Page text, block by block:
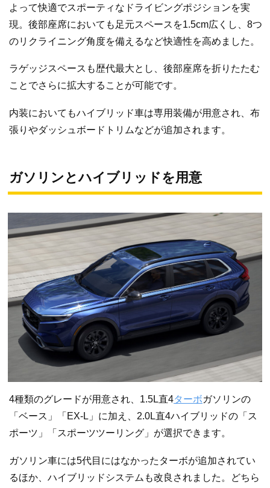
よって快適でスポーティなドライビングポジションを実
現。後部座席においても足元スペースを1.5cm広くし、8つ
のリクライニング角度を備えるなど快適性を高めました。
ラゲッジスペースも歴代最大とし、後部座席を折りたたむ
ことでさらに拡大することが可能です。
内装においてもハイブリッド車は専用装備が用意され、布
張りやダッシュボードトリムなどが追加されます。
ガソリンとハイブリッドを用意
4種類のグレードが用意され、1.5L直4ターボガソリンの
「ベース」「EX-L」に加え、2.0L直4ハイブリッドの「ス
ポーツ」「スポーツツーリング」が選択できます。
ガソリン車には5代目にはなかったターボが追加されてい
るほか、ハイブリッドシステムも改良されました。どちら